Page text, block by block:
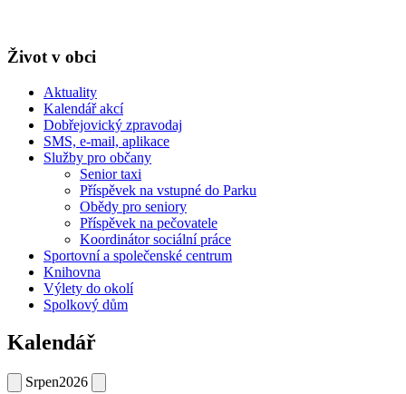
Život v obci
Aktuality
Kalendář akcí
Dobřejovický zpravodaj
SMS, e-mail, aplikace
Služby pro občany
Senior taxi
Příspěvek na vstupné do Parku
Obědy pro seniory
Příspěvek na pečovatele
Koordinátor sociální práce
Sportovní a společenské centrum
Knihovna
Výlety do okolí
Spolkový dům
Kalendář
Srpen2026